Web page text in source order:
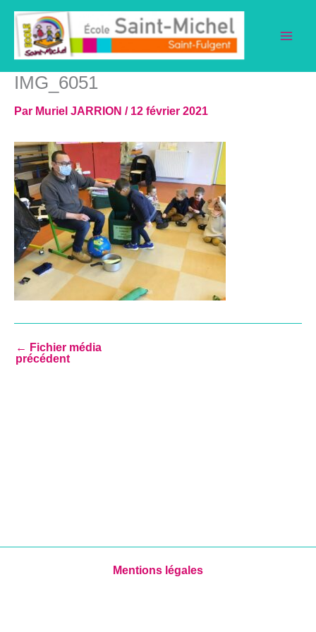
contenu
IMG_6051
Par Muriel JARRION / 12 février 2021
← Fichier média
précédent
Mentions légales